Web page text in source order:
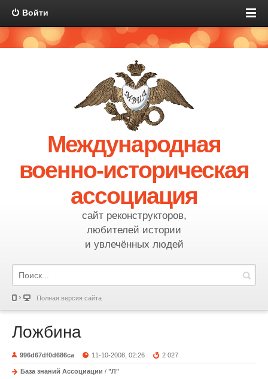
Войти
Международная
военно-историческая
ассоциация
сайт реконструкторов,
любителей истории
и увлечённых людей
Полная версия сайта
Ложбина
996d67df0d686ca 11-10-2008, 02:26 2 027
База знаний Ассоциации / "Л"